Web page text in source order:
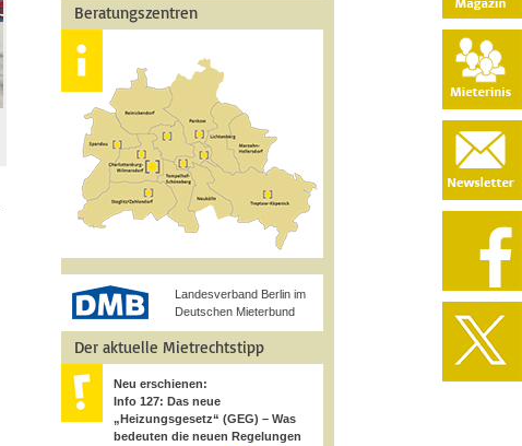
Beratungszentren
Landesverband Berlin im
Deutschen Mieterbund
Der aktuelle Mietrechtstipp
Neu erschienen:
Info 127: Das neue
„Heizungsgesetz“ (GEG) – Was
bedeuten die neuen Regelungen